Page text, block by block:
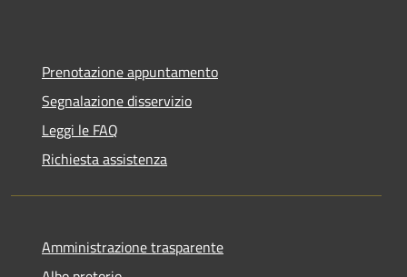
Prenotazione appuntamento
Segnalazione disservizio
Leggi le FAQ
Richiesta assistenza
Amministrazione trasparente